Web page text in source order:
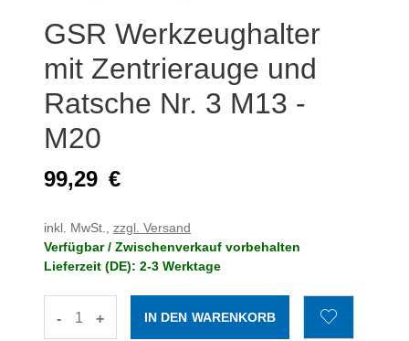
GSR Werkzeughalter
mit Zentrierauge und
Ratsche Nr. 3 M13 -
M20
99,29 €
inkl. MwSt., zzgl. Versand
Verfügbar / Zwischenverkauf vorbehalten
Lieferzeit (DE): 2-3 Werktage
- +